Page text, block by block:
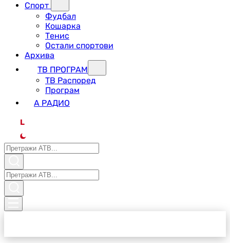
Спорт
Фудбал
Кошарка
Тенис
Остали спортови
Архива
ТВ ПРОГРАМ
ТВ Распоред
Програм
А РАДИО
L